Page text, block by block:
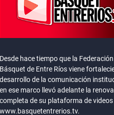
Desde hace tiempo que la
Básquet de Entre Ríos viene
desarrollo de la comunicación
en ese marco llevó adelante la
completa de su plataforma de videos
www.basquetentrerios.tv.